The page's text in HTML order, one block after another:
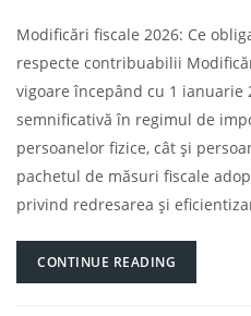
Modificări fiscale 2026: Ce
respecte contribuabilii
vigoare începând cu 1 ianuarie
semnificativă în regimul de
persoanelor fizice, cât și
pachetul de măsuri fiscale
privind redresarea și
CONTINUE READING